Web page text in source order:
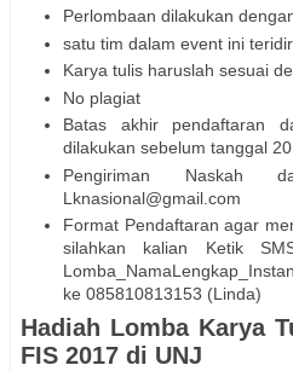
Perlombaan dilakukan
satu tim dalam event ini
Karya tulis haruslah sesuai
No plagiat
Batas akhir pendaftaran
dilakukan sebelum tanggal
Pengiriman Naskah
Lknasional@gmail.com
Format Pendaftaran agar
silahkan kalian Ketik
ke 085810813153 (Linda)
Hadiah Lomba Karya
FIS 2017 di UNJ